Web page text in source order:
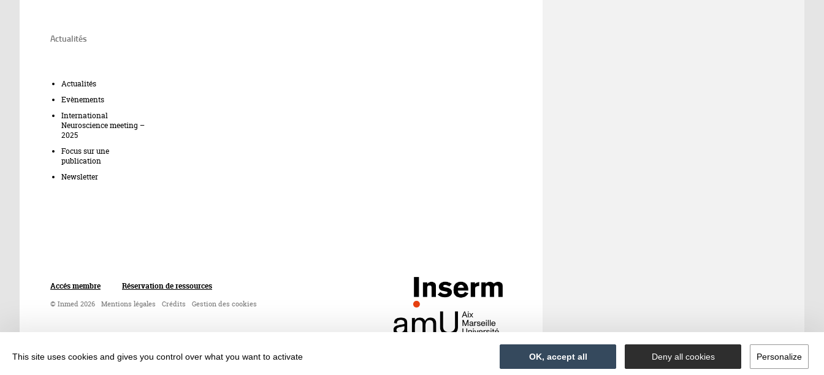
Actualités
Actualités
Evènements
International
Neuroscience meeting –
2025
Focus sur une
publication
Newsletter
Accés membre Réservation de ressources
© Inmed 2026 Mentions légales Crédits Gestion des cookies
This site uses cookies and gives you control over what you want to activate OK, accept all Deny all cookies Personalize